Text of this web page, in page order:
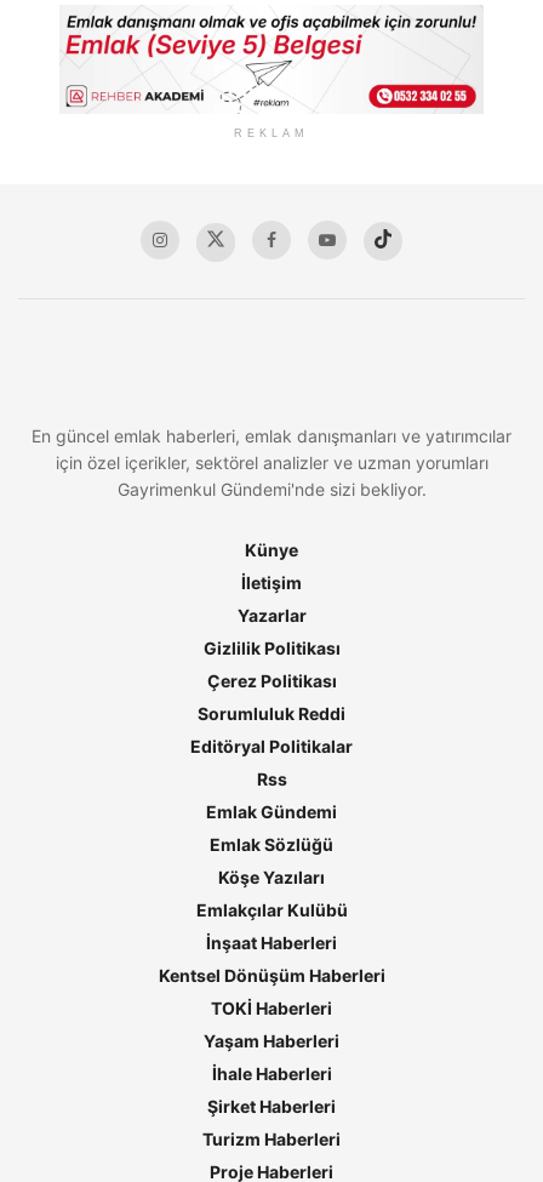
REKLAM
En güncel emlak haberleri, emlak danışmanları ve yatırımcılar
için özel içerikler, sektörel analizler ve uzman yorumları
Gayrimenkul Gündemi'nde sizi bekliyor.
Künye
İletişim
Yazarlar
Gizlilik Politikası
Çerez Politikası
Sorumluluk Reddi
Editöryal Politikalar
Rss
Emlak Gündemi
Emlak Sözlüğü
Köşe Yazıları
Emlakçılar Kulübü
İnşaat Haberleri
Kentsel Dönüşüm Haberleri
TOKİ Haberleri
Yaşam Haberleri
İhale Haberleri
Şirket Haberleri
Turizm Haberleri
Proje Haberleri